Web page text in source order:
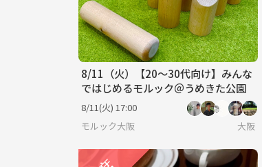
8/11（火）【20～30代向け】みんな
ではじめるモルック＠うめきた公園
8/11(火) 17:00
モルック大阪
大阪